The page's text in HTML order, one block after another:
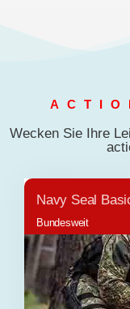
Wecken Sie Ihre
Navy Seal
Bundesweit